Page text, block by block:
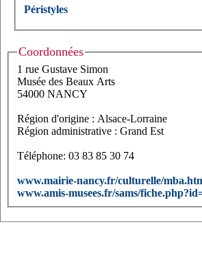
Péristyles
Coordonnées
1 rue Gustave Simon
Musée des Beaux Arts
54000 NANCY
Région d'origine : Alsace-Lorraine
Région administrative : Grand Est
Téléphone: 03 83 85 30 74
www.mairie-nancy.fr/culturelle/
www.amis-musees.fr/sams/